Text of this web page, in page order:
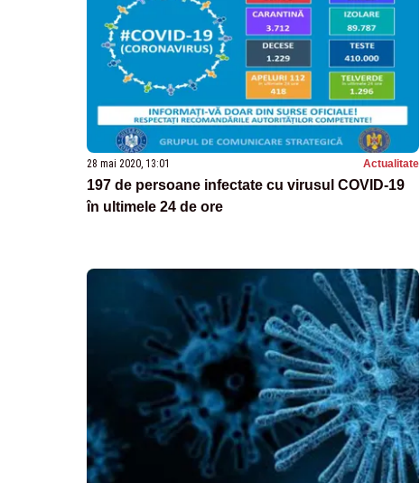
28 mai 2020, 13:01 Actualitate
197 de persoane infectate cu virusul COVID-19
în ultimele 24 de ore